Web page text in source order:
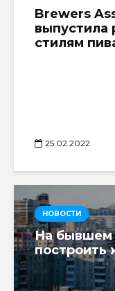
Brewers
выпустила
стилям
25.02.2022
НОВОСТИ
На бывшем